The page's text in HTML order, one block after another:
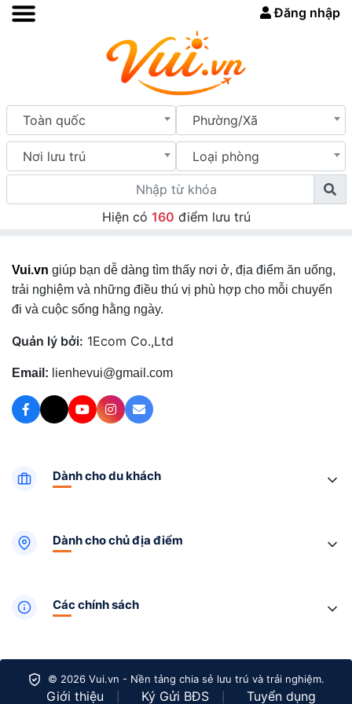
Đăng nhập
Toàn quốc Phường/Xã
Nơi lưu trú Loại phòng
Hiện có 160 điểm lưu trú
Vui.vn giúp bạn dễ dàng tìm thấy nơi ở, địa điểm ăn uống,
trải nghiệm và những điều thú vị phù hợp cho mỗi chuyến
đi và cuộc sống hằng ngày.
Quản lý bởi: 1Ecom Co.,Ltd
Email: lienhevui@gmail.com
Dành cho du khách
Dành cho chủ địa điểm
Các chính sách
© 2026 Vui.vn - Nền tảng chia sẻ lưu trú và trải nghiệm.
Giới thiệu Ký Gửi BĐS Tuyển dụng